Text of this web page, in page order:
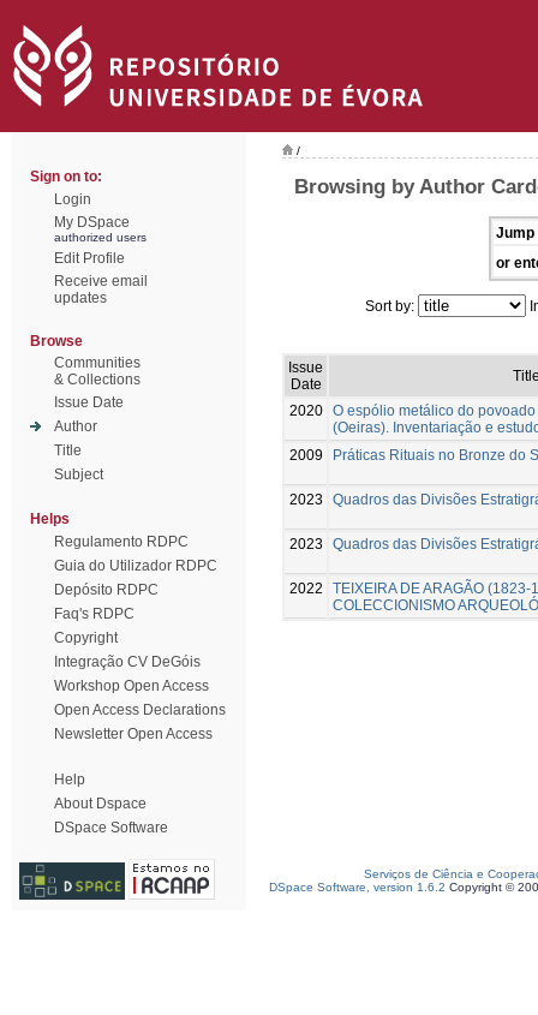
Sign on to:
Login
My DSpace
authorized users
Edit Profile
Receive email
updates
Browse
Communities
& Collections
Issue Date
Author
Title
Subject
Helps
Regulamento RDPC
Guia do Utilizador RDPC
Depósito RDPC
Faq's RDPC
Copyright
Integração CV DeGóis
Workshop Open Access
Open Access Declarations
Newsletter Open Access
Help
About Dspace
DSpace Software
/
Browsing by Author
Jump
or
Sort by:
Issue
Date
2020 O espólio metálico do
(Oeiras). Inventariação e
2009
Práticas Rituais no Bronze do
2023 Quadros das Divisões
2023 Quadros das Divisões
2022
TEIXEIRA DE ARAGÃO
COLECCIONISMO
Serviços de Ciência e
DSpace Software, version 1.6.2 Copyright ©